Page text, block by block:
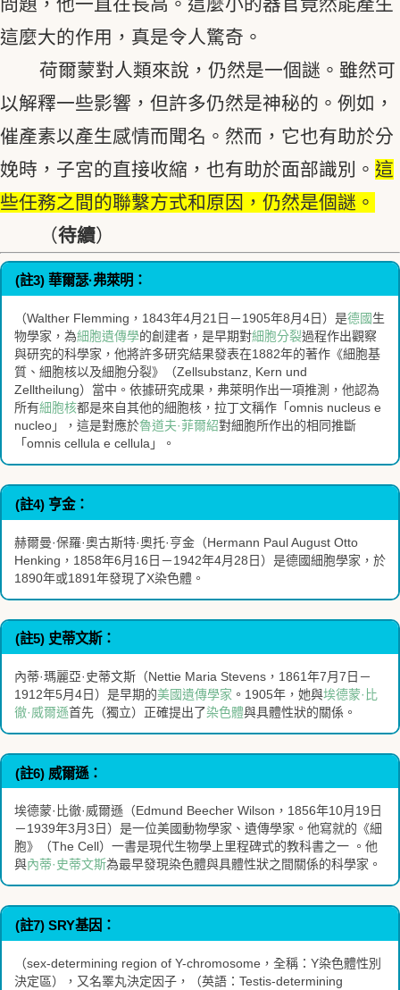
這麼大的作用，真是令人驚奇。
荷爾蒙對人類來說，仍然是一個謎。雖然可
以解釋一些影響，但許多仍然是神秘的。例如，
催產素以產生感情而聞名。然而，它也有助於分
娩時，子宮的直接收縮，也有助於面部識別。 這
些任務之間的聯繫方式和原因，仍然是個謎。
（待續）
(註3) 華爾瑟·弗萊明：
（Walther Flemming，1843年4月21日－1905年8月4日）是德國生
物學家，為細胞遺傳學的創建者，是早期對細胞分裂過程作出觀察
與研究的科學家，他將許多研究結果發表在1882年的著作《細胞基
質、細胞核以及細胞分裂》（Zellsubstanz, Kern und
Zelltheilung）當中。依據研究成果，弗萊明作出一項推測，他認為
所有細胞核都是來自其他的細胞核，拉丁文稱作「omnis nucleus e
nucleo」，這是對應於魯道夫·菲爾紹對細胞所作出的相同推斷
「omnis cellula e cellula」。
(註4) 亨金：
赫爾曼·保羅·奧古斯特·奧托·亨金（Hermann Paul August Otto
Henking，1858年6月16日－1942年4月28日）是德國細胞學家，於
1890年或1891年發現了X染色體。
(註5) 史蒂文斯：
內蒂·瑪麗亞·史蒂文斯（Nettie Maria Stevens，1861年7月7日－
1912年5月4日）是早期的美國遺傳學家 。1905年，她與埃德蒙·比
徹·威爾遜首先（獨立）正確提出了染色體與具體性狀的關係。
(註6) 威爾遜：
埃德蒙·比徹·威爾遜（Edmund Beecher Wilson，1856年10月19日
－1939年3月3日）是一位美國動物學家、遺傳學家。他寫就的《細
胞》（The Cell）一書是現代生物學上里程碑式的教科書之一 。他
與內蒂·史蒂文斯為最早發現染色體與具體性狀之間關係的科學家。
(註7) SRY基因：
（sex-determining region of Y-chromosome，全稱：Y染色體性別
決定區），又名睪丸決定因子，（英語：Testis-determining